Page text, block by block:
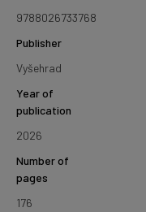
9788026733768
Publisher
Vyšehrad
Year of
publication
2026
Number of
pages
176